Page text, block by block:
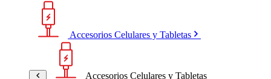
Accesorios Celulares y Tabletas
Accesorios Celulares y Tabletas